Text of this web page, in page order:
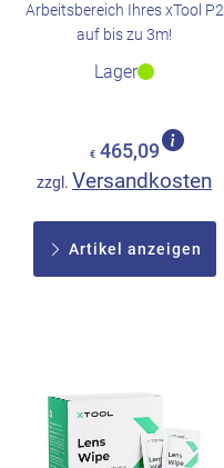
Arbeitsbereich Ihres xTool P2
auf bis zu 3m!
Lager
€ 465,09
zzgl. Versandkosten
Artikel anzeigen